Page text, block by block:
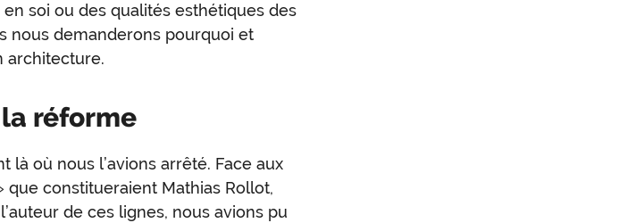
soi ou des qualités esthétiques des
nous demanderons pourquoi et
architecture.
la réforme
là où nous l’avions arrêté. Face aux
que constitueraient Mathias Rollot,
de ces lignes, nous avions pu